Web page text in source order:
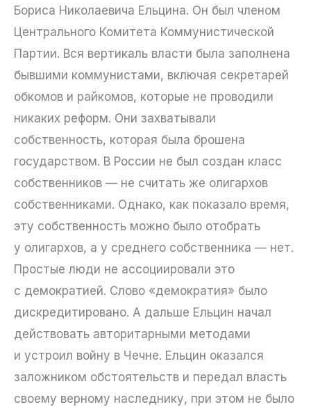
Бориса Николаевича Ельцина. Он был членом
Центрального Комитета Коммунистической
Партии. Вся вертикаль власти была заполнена
бывшими коммунистами, включая секретарей
обкомов и райкомов, которые не проводили
никаких реформ. Они захватывали
собственность, которая была брошена
государством. В России не был создан класс
собственников — не считать же олигархов
собственниками. Однако, как показало время,
эту собственность можно было отобрать
у олигархов, а у среднего собственника — нет.
Простые люди не ассоциировали это
с демократией. Слово «демократия» было
дискредитировано. А дальше Ельцин начал
действовать авторитарными методами
и устроил войну в Чечне. Ельцин оказался
заложником обстоятельств и передал власть
своему верному наследнику, при этом не было